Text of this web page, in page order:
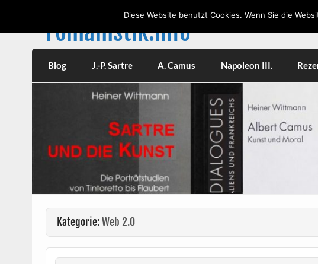
romanistik.info
Blog J.-P. Sartre A. Camus Napoleon III.
Kategorie:Web 2.0
Diese Website benutzt Cookies. Wenn Sie die